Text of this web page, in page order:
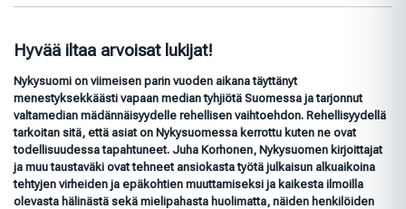
Hyvää iltaa arvoisat lukijat!
Nykysuomi on viimeisen parin vuoden aikana täyttänyt
menestyksekkäästi vapaan median tyhjiötä Suomessa ja tarjonnut
valtamedian mädännäisyydelle rehellisen vaihtoehdon. Rehellisyydellä
tarkoitan sitä, että asiat on Nykysuomessa kerrottu kuten ne ovat
todellisuudessa tapahtuneet. Juha Korhonen, Nykysuomen kirjoittajat
ja muu taustaväki ovat tehneet ansiokasta työtä julkaisun alkuaikoina
tehtyjen virheiden ja epäkohtien muuttamiseksi ja kaikesta ilmoilla
olevasta hälinästä sekä mielipahasta huolimatta, näiden henkilöiden